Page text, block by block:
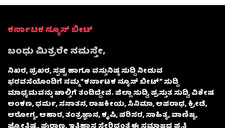
ಕರ್ನಾಟಕ ನ್ಯೂಸ್ ಬೀಟ್
ಬಂಧು ಮಿತ್ರರೇ ನಮಸ್ತೇ,
ನಿಖರ, ಪ್ರಖರ, ಸ್ಪಷ್ಟ ಹಾಗೂ ವಸ್ತುನಿಷ್ಠ ಸುದ್ದಿ ನೀಡುವ
ಭರವಸೆಯೊಂದಿಗೆ ನಮ್ಮ “ಕರ್ನಾಟಕ ನ್ಯೂಸ್ ಬೀಟ್” ಸುದ್ದಿ
ಮಾಧ್ಯಮವನ್ನು ಚಾಲ್ತಿಗೆ ತಂದಿದ್ದೇವೆ. ಜಿಲ್ಲಾ ಸುದ್ದಿ, ಪ್ರಸ್ತುತ ಸುದ್ದಿ, ವಿಶೇಷ
ಅಂಕಣ, ಧರ್ಮ, ಸನಾತನ, ರಾಜಕೀಯ, ಸಿನಿಮಾ, ಅಪರಾಧ, ಕ್ರೀಡೆ,
ಆರೋಗ್ಯ, ಆಹಾರ, ತಂತ್ರಜ್ಞಾನ, ಕೃಷಿ, ಪರಿಸರ, ಸಾಹಿತ್ಯ, ವಾಣಿಜ್ಯ,